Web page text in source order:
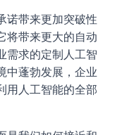
诺带来更加突破性
将带来更大的自动
需求的定制人工智
中蓬勃发展，企业
用人工智能的全部